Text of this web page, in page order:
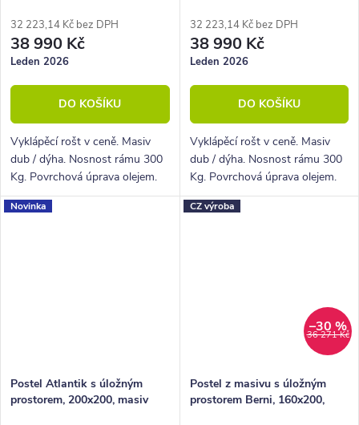
32 223,14 Kč bez DPH
38 990 Kč
Leden 2026
DO KOŠÍKU
Vyklápěcí rošt v ceně. Masiv
dub / dýha. Nosnost rámu 300
Kg. Povrchová úprava olejem.
ekokůže
32 223,14 Kč bez DPH
38 990 Kč
Leden 2026
DO KOŠÍKU
Vyklápěcí rošt v ceně. Masiv
dub / dýha. Nosnost rámu 300
Kg. Povrchová úprava olejem.
Novinka
Postel Atlantik s úložným
prostorem, 200x200, masiv
CZ výroba
36 271 Kč
–30 %
Postel z masivu s úložným
prostorem Berni, 160x200,